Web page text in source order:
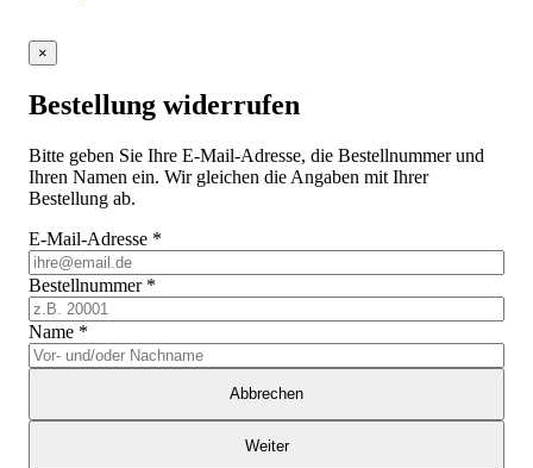
×
Bestellung widerrufen
Bitte geben Sie Ihre E-Mail-Adresse, die Bestellnummer und
Ihren Namen ein. Wir gleichen die Angaben mit Ihrer
Bestellung ab.
E-Mail-Adresse *
Bestellnummer *
Name *
Abbrechen
Weiter